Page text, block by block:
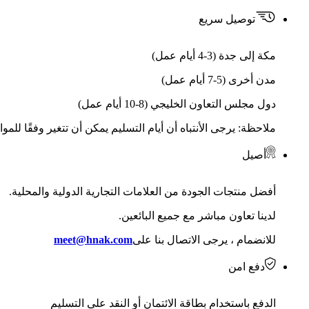
توصيل سريع
مكة إلى جدة (3-4 أيام عمل)
مدن أخرى (5-7 أيام عمل)
دول مجلس التعاون الخليجي (8-10 أيام عمل)
ملاحظة: يرجى الأنتباه أن أيام التسليم يمكن أن تتغير وفقًا
أصيل
أفضل منتجات الجودة من العلامات التجارية الدولية والمحلية.
لدينا تعاون مباشر مع جميع البائعين.
للانضمام ، يرجى الاتصال بنا علىmeet@hnak.com
دفع امن
الدفع باستخدام بطاقة الائتمان أو النقد على التسليم